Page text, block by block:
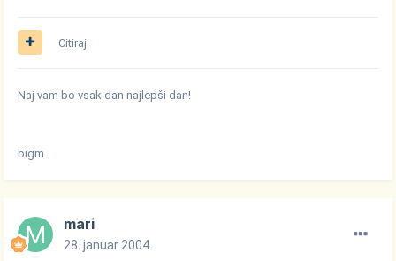
Citiraj
Naj vam bo vsak dan najlepši dan!
bigm
mari
28. januar 2004